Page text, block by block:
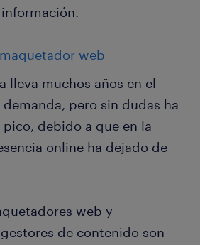
web
lleva muchos años en el
pero sin dudas ha
debido a que en la
online ha dejado de
web y
de contenido son